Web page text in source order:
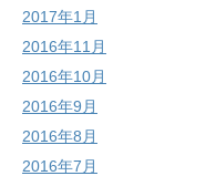
2017年1月
2016年11月
2016年10月
2016年9月
2016年8月
2016年7月